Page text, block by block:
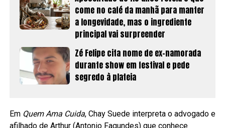
come no café da manhã para manter
a longevidade, mas o ingrediente
principal vai surpreender
Zé Felipe cita nome de ex-namorada
durante show em festival e pede
segredo à plateia
Em Quem Ama Cuida, Chay Suede interpreta o advogado e
afilhado de Arthur (Antonio Fagundes) que conhece